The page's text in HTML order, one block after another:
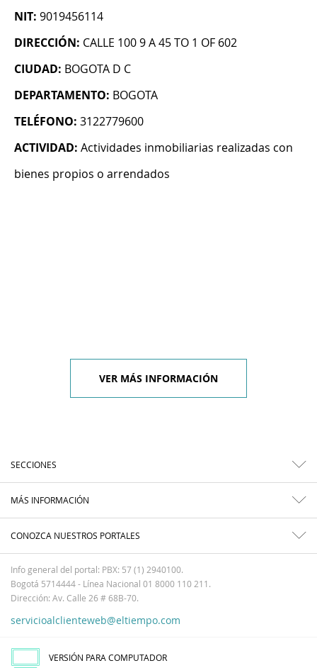
NIT: 9019456114
DIRECCIÓN: CALLE 100 9 A 45 TO 1 OF 602
CIUDAD: BOGOTA D C
DEPARTAMENTO: BOGOTA
TELÉFONO: 3122779600
ACTIVIDAD: Actividades inmobiliarias realizadas con
bienes propios o arrendados
VER MÁS INFORMACIÓN
SECCIONES
MÁS INFORMACIÓN
CONOZCA NUESTROS PORTALES
Info general del portal: PBX: 57 (1) 2940100.
Bogotá 5714444 - Línea Nacional 01 8000 110 211.
Dirección: Av. Calle 26 # 68B-70.
servicioalclienteweb@eltiempo.com
VERSIÓN PARA COMPUTADOR